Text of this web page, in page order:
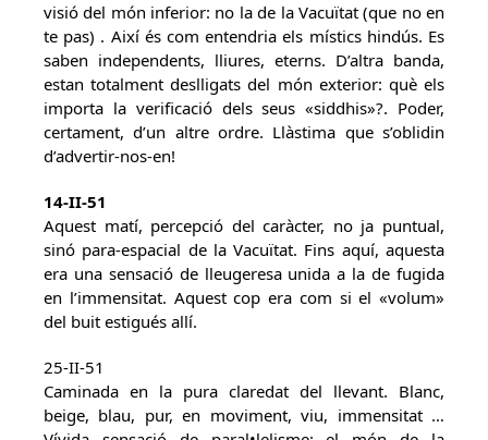
visió del món inferior: no la de la Vacuïtat (que no en
te pas) . Així és com entendria els místics hindús. Es
saben independents, lliures, eterns. D’altra banda,
estan totalment deslligats del món exterior: què els
importa la verificació dels seus «siddhis»?. Poder,
certament, d’un altre ordre. Llàstima que s’oblidin
d’advertir-nos-en!
14-II-51
Aquest matí, percepció del caràcter, no ja puntual,
sinó para-espacial de la Vacuïtat. Fins aquí, aquesta
era una sensació de lleugeresa unida a la de fugida
en l’immensitat. Aquest cop era com si el «volum»
del buit estigués allí.
25-II-51
Caminada en la pura claredat del llevant. Blanc,
beige, blau, pur, en moviment, viu, immensitat …